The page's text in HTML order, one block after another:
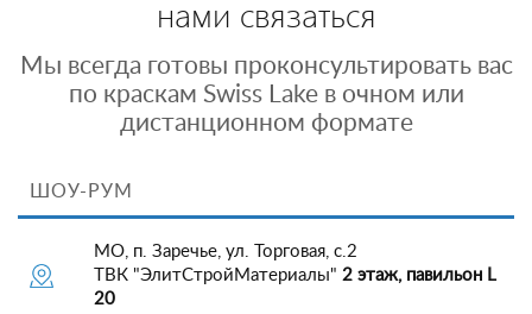
нами связаться
Мы всегда готовы проконсультировать вас
по краскам Swiss Lake в очном или
дистанционном формате
ШОУ-РУМ
МО, п. Заречье, ул. Торговая, с.2
ТВК "ЭлитСтройМатериалы" 2 этаж, павильон L
20